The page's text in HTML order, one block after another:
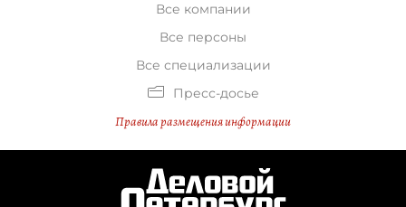
Все компании
Все персоны
Все специализации
Пресс-досье
Правила размещения информации